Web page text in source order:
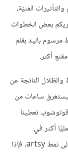
الفنيّة،
بعض الخطوات
باليد بقلم
أكثر.
الناتجة عن
ساعات من
فوتوشوب تعطينا
أكثر في
استخدام مظهر التخطيط في التصاميم التي تحتاج إلى نمط artsy. فإذا